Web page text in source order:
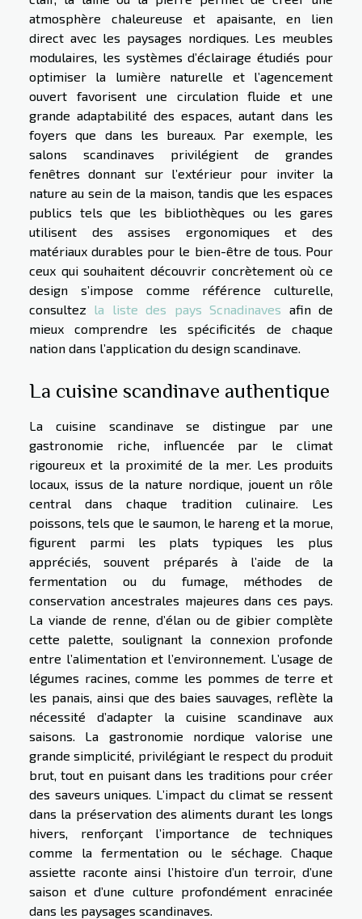
atmosphère chaleureuse et apaisante, en lien
direct avec les paysages nordiques. Les meubles
modulaires, les systèmes d’éclairage étudiés pour
optimiser la lumière naturelle et l’agencement
ouvert favorisent une circulation fluide et une
grande adaptabilité des espaces, autant dans les
foyers que dans les bureaux. Par exemple, les
salons scandinaves privilégient de grandes
fenêtres donnant sur l’extérieur pour inviter la
nature au sein de la maison, tandis que les espaces
publics tels que les bibliothèques ou les gares
utilisent des assises ergonomiques et des
matériaux durables pour le bien-être de tous. Pour
ceux qui souhaitent découvrir concrètement où ce
design s’impose comme référence culturelle,
consultez la liste des pays Scnadinaves afin de
mieux comprendre les spécificités de chaque
nation dans l’application du design scandinave.
La cuisine scandinave authentique
La cuisine scandinave se distingue par une
gastronomie riche, influencée par le climat
rigoureux et la proximité de la mer. Les produits
locaux, issus de la nature nordique, jouent un rôle
central dans chaque tradition culinaire. Les
poissons, tels que le saumon, le hareng et la morue,
figurent parmi les plats typiques les plus
appréciés, souvent préparés à l’aide de la
fermentation ou du fumage, méthodes de
conservation ancestrales majeures dans ces pays.
La viande de renne, d’élan ou de gibier complète
cette palette, soulignant la connexion profonde
entre l’alimentation et l’environnement. L’usage de
légumes racines, comme les pommes de terre et
les panais, ainsi que des baies sauvages, reflète la
nécessité d’adapter la cuisine scandinave aux
saisons. La gastronomie nordique valorise une
grande simplicité, privilégiant le respect du produit
brut, tout en puisant dans les traditions pour créer
des saveurs uniques. L’impact du climat se ressent
dans la préservation des aliments durant les longs
hivers, renforçant l’importance de techniques
comme la fermentation ou le séchage. Chaque
assiette raconte ainsi l’histoire d’un terroir, d’une
saison et d’une culture profondément enracinée
dans les paysages scandinaves.